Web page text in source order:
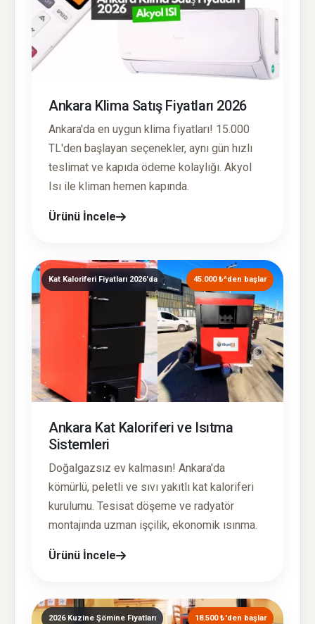
Ankara Klima Satış Fiyatları 2026
Ankara'da en uygun klima fiyatları! 15.000
TL'den başlayan seçenekler, aynı gün hızlı
teslimat ve kapıda ödeme kolaylığı. Akyol
Isı ile kliman hemen kapında.
Ürünü İncele
Kat Kaloriferi Fiyatları 2026'da 45.000 ₺^den başlar
Ankara Kat Kaloriferi ve Isıtma
Sistemleri
Doğalgazsız ev kalmasın! Ankara'da
kömürlü, peletli ve sıvı yakıtlı kat kaloriferi
kurulumu. Tesisat döşeme ve radyatör
montajında uzman işçilik, ekonomik ısınma.
Ürünü İncele
2026 Kuzine Şömine Fiyatları 18.500 ₺'den başlar